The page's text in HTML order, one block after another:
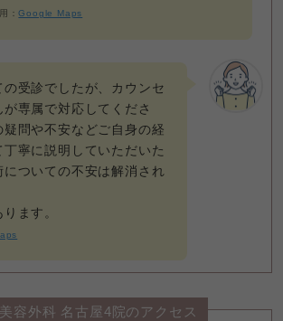
：Google Maps
受診でしたが、カウンセ
が専属で対応してくださ
疑問や不安などご自身の経
寧に説明していただいた
についての不安は解消され
ます。
容外科 名古屋4院のアクセス